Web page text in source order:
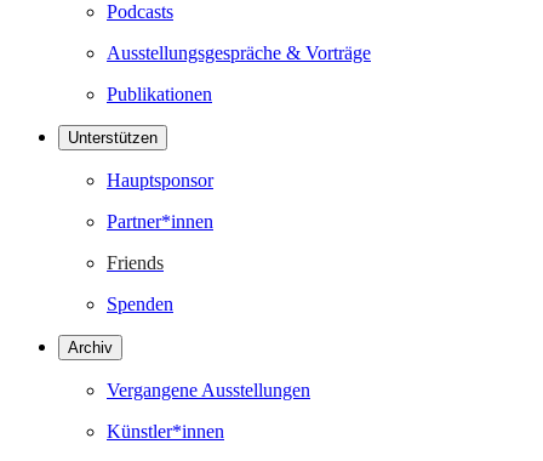
Podcasts
Ausstellungsgespräche & Vorträge
Publikationen
Unterstützen
Hauptsponsor
Partner*innen
Friends
Spenden
Archiv
Vergangene Ausstellungen
Künstler*innen